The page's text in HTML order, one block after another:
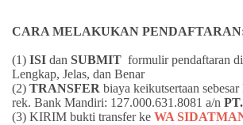
CARA MELAKUKAN
(1) ISI dan SUBMIT formulir pendaftaran
Lengkap, Jelas, dan Benar
(2) TRANSFER biaya keikutsertaan
rek. Bank Mandiri: 127.000.631.8081 a/n
(3) KIRIM bukti transfer ke WA